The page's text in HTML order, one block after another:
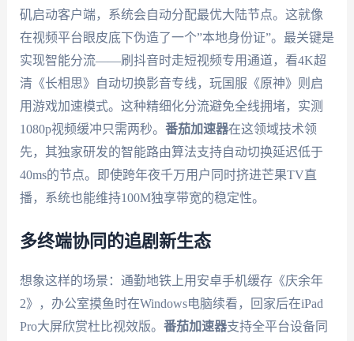
矶启动客户端，系统会自动分配最优大陆节点。这就像
在视频平台眼皮底下伪造了一个”本地身份证”。最关键是
实现智能分流——刷抖音时走短视频专用通道，看4K超
清《长相思》自动切换影音专线，玩国服《原神》则启
用游戏加速模式。这种精细化分流避免全线拥堵，实测
1080p视频缓冲只需两秒。 番茄加速器在这领域技术领
先，其独家研发的智能路由算法支持自动切换延迟低于
40ms的节点。即使跨年夜千万用户同时挤进芒果TV直
播，系统也能维持100M独享带宽的稳定性。
多终端协同的追剧新生态
想象这样的场景：通勤地铁上用安卓手机缓存《庆余年
2》，办公室摸鱼时在Windows电脑续看，回家后在iPad
Pro大屏欣赏杜比视效版。 番茄加速器支持全平台设备同